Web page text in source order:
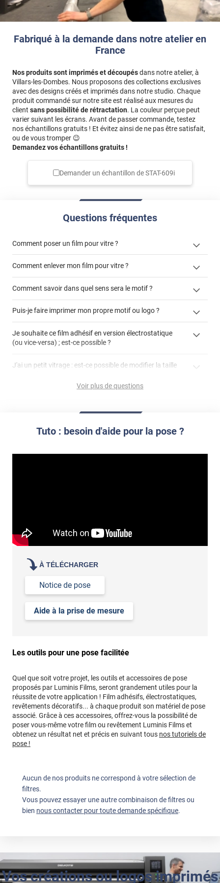
Fabriqué à la demande dans notre atelier en
France
Nos produits sont imprimés et découpésdans notre atelier, à
Villars-les-Dombes. Nous proposons des collections exclusives
avec des designs créés et imprimés dans notre studio. Chaque
produit commandé sur notre site est réalisé aux mesures du
client sans possibilité de rétractation. La couleur perçue peut
varier suivant les écrans. Avant de passer commande, testez
nos échantillons gratuits ! Et évitez ainsi de ne pas être satisfait,
ou de vous tromper 😉
Demandez vos échantillons gratuits !
Demander un échantillon deSTAT-609i
Questions fréquentes
Comment poser un film pour vitre ?
cet article
cet
article
Comment enlever mon film pour vitre ?
enlever et stocker
Comment savoir dans quel sens sera le motif ?
Puis-je faire imprimer mon propre motif ou logo ?
personnaliser
Je souhaite ce film adhésif en version électrostatique
(ou vice-versa) ; est-ce possible ?
J'ai un petit vitrage : est-ce possible de modifier la taille
impression personnalisée
Voir plus de questions
Tuto : besoin d'aide pour la pose ?
À TÉLÉCHARGER
Notice de pose
Aide à la prise de mesure
Les outils pour une pose facilitée
Quel que soit votre projet, les outils et accessoires de pose
proposés par Luminis Films, seront grandement utiles pour la
réussite de votre application ! Film adhésifs, électrostatiques,
revêtements décoratifs... à chaque produit son matériel de pose
associé. Grâce à ces accessoires, offrez-vous la possibilité de
poser vous-même votre film ou revêtement Luminis Films et
obtenez un résultat net et précis en suivant tous nos tutoriels de
pose !
Aucun de nos produits ne correspond à votre sélection de
filtres.
Vous pouvez essayer une autre combinaison de filtres ou
bien nous contacter pour toute demande spécifique.
Vos créations ou logos imprimés